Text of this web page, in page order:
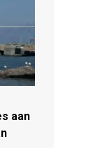
aan